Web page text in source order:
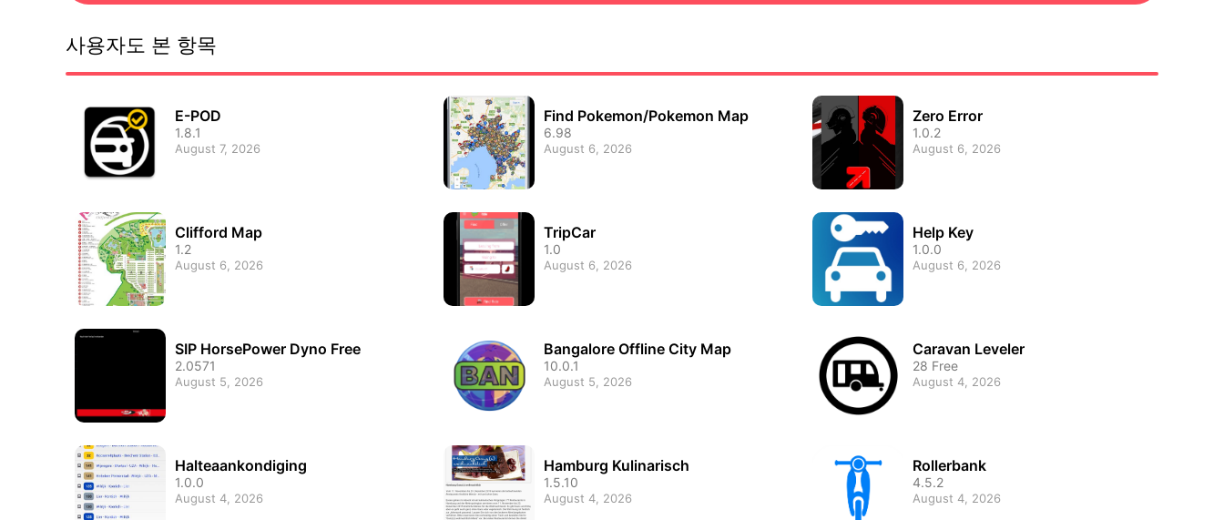
사용자도 본 항목
E-POD
1.8.1
August 7, 2026
Find Pokemon/Pokemon Map
6.98
August 6, 2026
Zero Error
1.0.2
August 6, 2026
Clifford Map
1.2
August 6, 2026
TripCar
1.0
August 6, 2026
Help Key
1.0.0
August 6, 2026
SIP HorsePower Dyno Free
2.0571
August 5, 2026
Bangalore Offline City Map
10.0.1
August 5, 2026
Caravan Leveler
28 Free
August 4, 2026
Halteaankondiging
1.0.0
August 4, 2026
Hamburg Kulinarisch
1.5.10
August 4, 2026
Rollerbank
4.5.2
August 4, 2026